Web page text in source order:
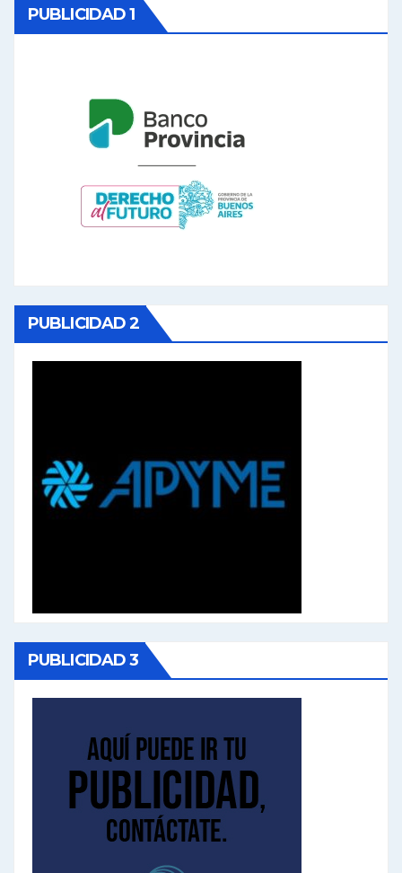
PUBLICIDAD 1
PUBLICIDAD 2
PUBLICIDAD 3